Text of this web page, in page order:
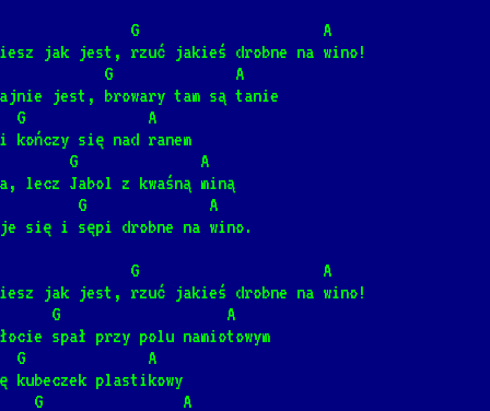
na wino
Sida]📺
Sida]
Sida]📺
G                     A
jak jest, rzuć jakieś drobne na wino!
G              A
jest, browary tam są tanie
G              A
kończy się nad ranem
G              A
lecz Jabol z kwaśną miną
G              A
się i sępi drobne na wino.
G                     A
jak jest, rzuć jakieś drobne na wino!
G                   A
spał przy polu namiotowym
G              A
kubeczek plastikowy
G                A